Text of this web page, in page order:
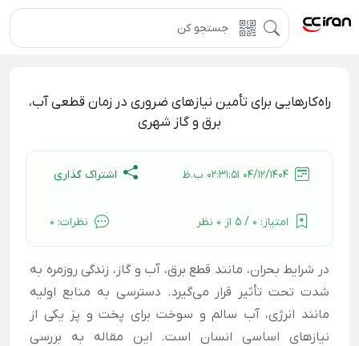
راه‌کارهایی برای تأمین نیازهای ضروری در زمان قطعی آب،
برق و گاز شهری
04/12/1404 02:31:51 ب.ظ اشتراک گذاری
امتیاز: 0 / 5 از 0 نظر نظرات: 0
در شرایط بحران، مانند قطع برق، آب و گاز، زندگی روزمره به
شدت تحت تأثیر قرار می‌گیرد. دسترسی به منابع اولیه
مانند انرژی، آب سالم و سوخت برای پخت و پز یکی از
نیازهای اساسی انسان است. این مقاله به بررسی